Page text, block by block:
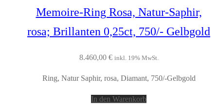
Memoire-Ring Rosa, Natur-Saphir,
rosa; Brillanten 0,25ct, 750/- Gelbgold
8.460,00 € inkl. 19% MwSt.
Ring, Natur Saphir, rosa, Diamant, 750/-Gelbgold
In den Warenkorb